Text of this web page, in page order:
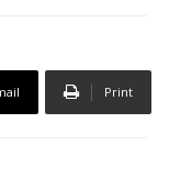
Print